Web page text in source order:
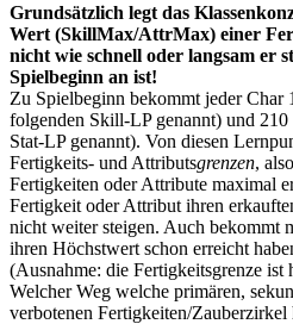
Grundsätzlich legt das
Wert (SkillMax/AttrMax) einer
nicht wie schnell oder langsam er
Spielbeginn an ist!
Zu Spielbeginn bekommt jeder
folgenden Skill-LP genannt) und
Stat-LP genannt). Von diesen
Fertigkeits- und Attributsgrenzen,
Fertigkeiten oder Attribute maximal
Fertigkeit oder Attribut ihren
nicht weiter steigen. Auch bekommt
ihren Höchstwert schon erreicht
(Ausnahme: die Fertigkeitsgrenze ist
Welcher Weg welche primären,
verbotenen Fertigkeiten/